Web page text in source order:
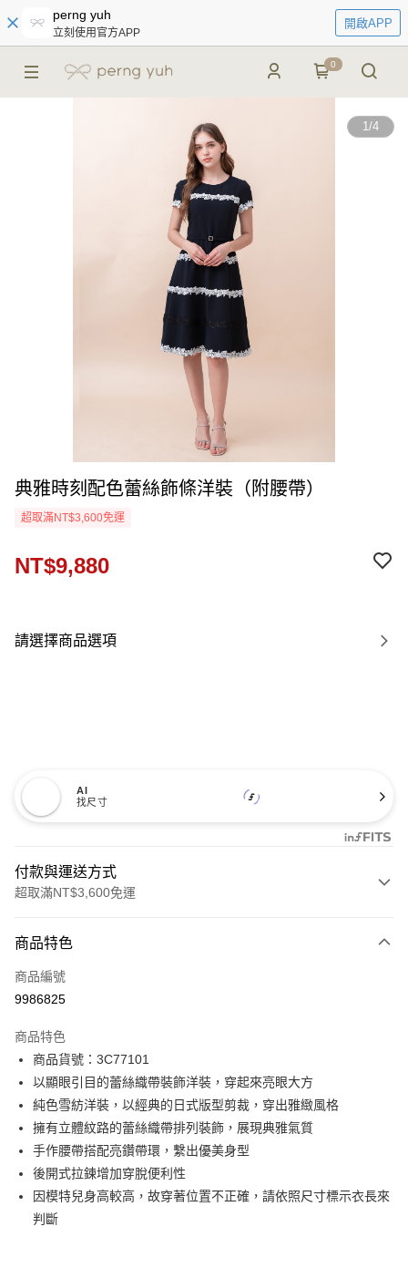
perng yuh
立刻使用官方APP
開啟APP
0
1/4
典雅時刻配色蕾絲飾條洋裝（附腰帶）
超取滿NT$3,600免運
NT$9,880
請選擇商品選項
AI
找尺寸
付款與運送方式
超取滿NT$3,600免運
信用卡一次付款
信用卡分期付款
合作金庫商業銀行
華南商業銀行
上海商業儲蓄銀行
台北富邦商業銀行
國泰世華商業銀行
兆豐國際商業銀行
臺灣中小企業銀行
台中商業銀行
匯豐（台灣）商業銀行
華泰商業銀行
聯邦商業銀行
遠東國際商業銀行
元大商業銀行
玉山商業銀行
星展（台灣）商業銀行
台新國際商業銀行
LINE Pay
Apple Pay
街口支付
AFTEE先享後付
相關說明
【關於「AFTEE先享後付」】
AFTEE先享後付是「在收到商品之後才付款」的支付方式。 讓您購物簡單
便利好安心！
商品特色
商品編號
9986825
商品特色
商品貨號：3C77101
以顯眼引目的蕾絲織帶裝飾洋裝，穿起來亮眼大方
純色雪紡洋裝，以經典的日式版型剪裁，穿出雅緻風格
擁有立體紋路的蕾絲織帶排列裝飾，展現典雅氣質
手作腰帶搭配亮鑽帶環，繫出優美身型
後開式拉鍊增加穿脫便利性
因模特兒身高較高，故穿著位置不正確，請依照尺寸標示衣長來
判斷